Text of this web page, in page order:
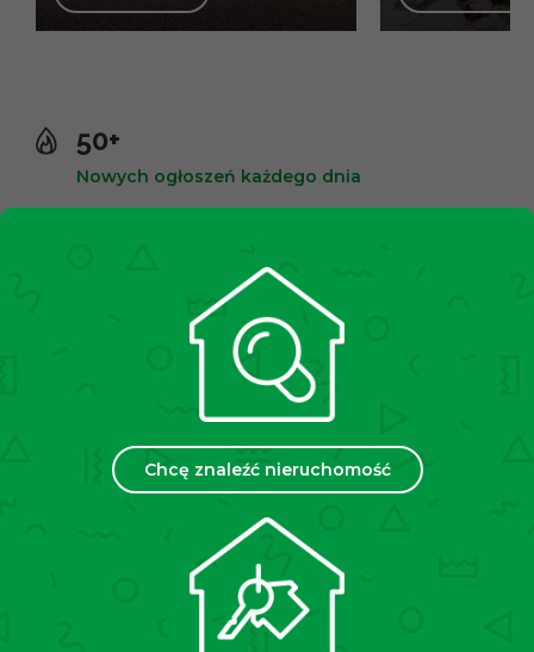
Chcę znaleźć nieruchomość
50+
Nowych ogłoszeń każdego dnia
Zadowolonych klientów
35